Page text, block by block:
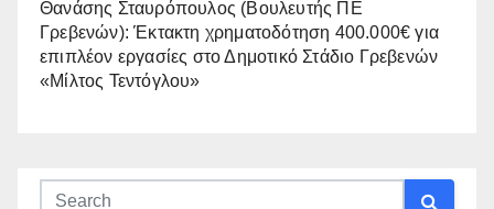
Θανάσης Σταυρόπουλος (Βουλευτής ΠΕ
Γρεβενών): Έκτακτη χρηματοδότηση 400.000€ για
επιπλέον εργασίες στο Δημοτικό Στάδιο Γρεβενών
«Μίλτος Τεντόγλου»